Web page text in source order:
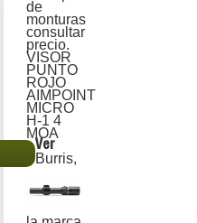
de
monturas
consultar
precio.
VISOR
PUNTO
ROJO
AIMPOINT
MICRO
H-1 4
MOA
Ver
Burris,